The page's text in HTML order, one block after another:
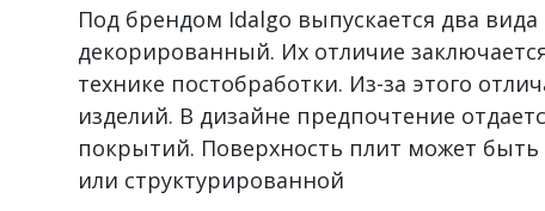
Под брендом Idalgo выпускается два
декорированный. Их отличие
технике постобработки. Из-за этого
изделий. В дизайне предпочтение
покрытий. Поверхность плит может
или структурированной